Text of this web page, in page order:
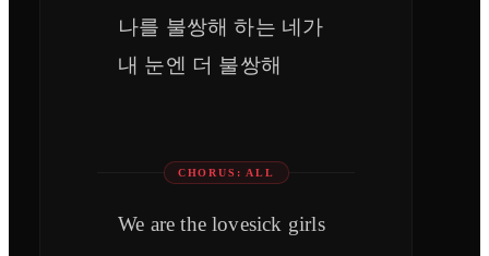
나를 불쌍해 하는 네가
내 눈엔 더 불쌍해
CHORUS: ALL
We are the lovesick girls